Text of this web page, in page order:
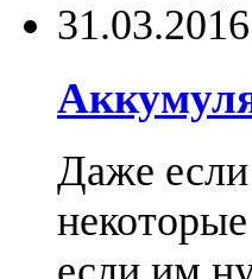
31.03.2016
Даже если